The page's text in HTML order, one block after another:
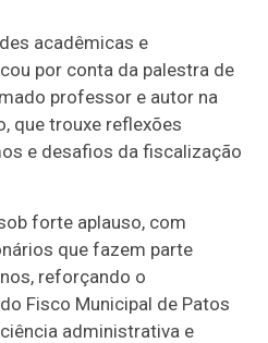
acadêmicas e
por conta da palestra de
professor e autor na
que trouxe reflexões
e desafios da fiscalização
forte aplauso, com
que fazem parte
reforçando o
Fisco Municipal de Patos
administrativa e